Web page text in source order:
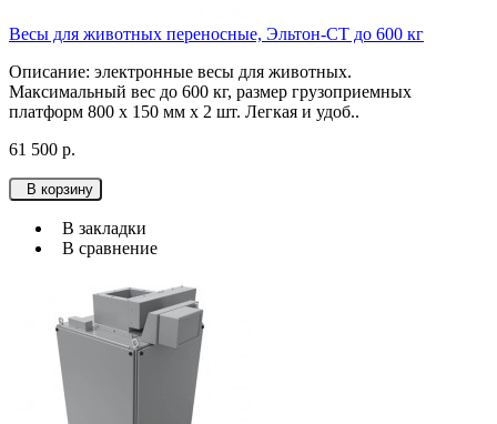
Весы для животных переносные, Эльтон-СТ до 600 кг
Описание: электронные весы для животных.
Максимальный вес до 600 кг, размер грузоприемных
платформ 800 х 150 мм х 2 шт. Легкая и удоб..
61 500 р.
В корзину
В закладки
В сравнение